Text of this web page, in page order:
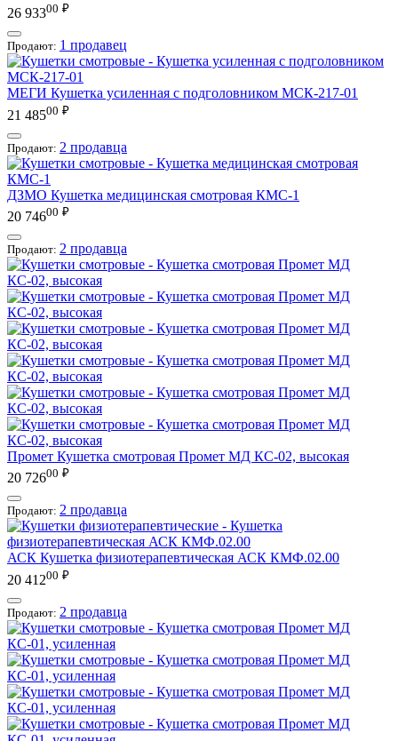
26 93300 ₽
Продают: 1 продавец
МЕГИ Кушетка усиленная с подголовником МСК-217-01
21 48500 ₽
Продают: 2 продавца
ДЗМО Кушетка медицинская смотровая КМС-1
20 74600 ₽
Продают: 2 продавца
Промет Кушетка смотровая Промет МД КС-02, высокая
20 72600 ₽
Продают: 2 продавца
АСК Кушетка физиотерапевтическая АСК КМФ.02.00
20 41200 ₽
Продают: 2 продавца